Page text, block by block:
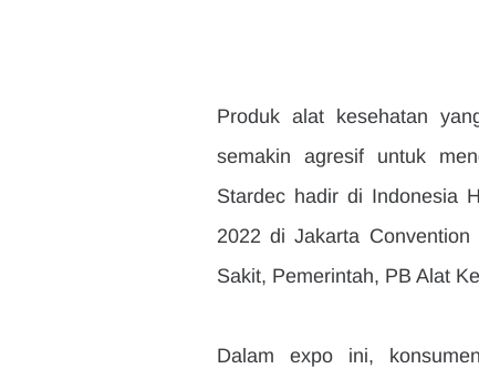
Produk alat kesehatan
semakin agresif untuk
Stardec hadir di Indonesia
2022 di Jakarta
Sakit, Pemerintah, PB Alat
Dalam expo ini,